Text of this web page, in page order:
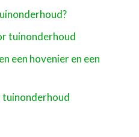
tuinonderhoud
een hovenier en een
tuinonderhoud